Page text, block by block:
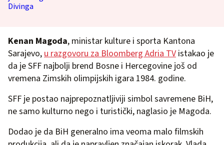
Kenan Magoda, ministar kulture i sporta Kantona
Sarajevo, u razgovoru za Bloomberg Adria TVistakao je
da je SFF najbolji brend Bosne i Hercegovine još od
vremena Zimskih olimpijskih igara 1984. godine.
SFF je postao najprepoznatljiviji simbol savremene BiH,
ne samo kulturno nego i turistički, naglasio je Magoda.
Dodao je da BiH generalno ima veoma malo filmskih